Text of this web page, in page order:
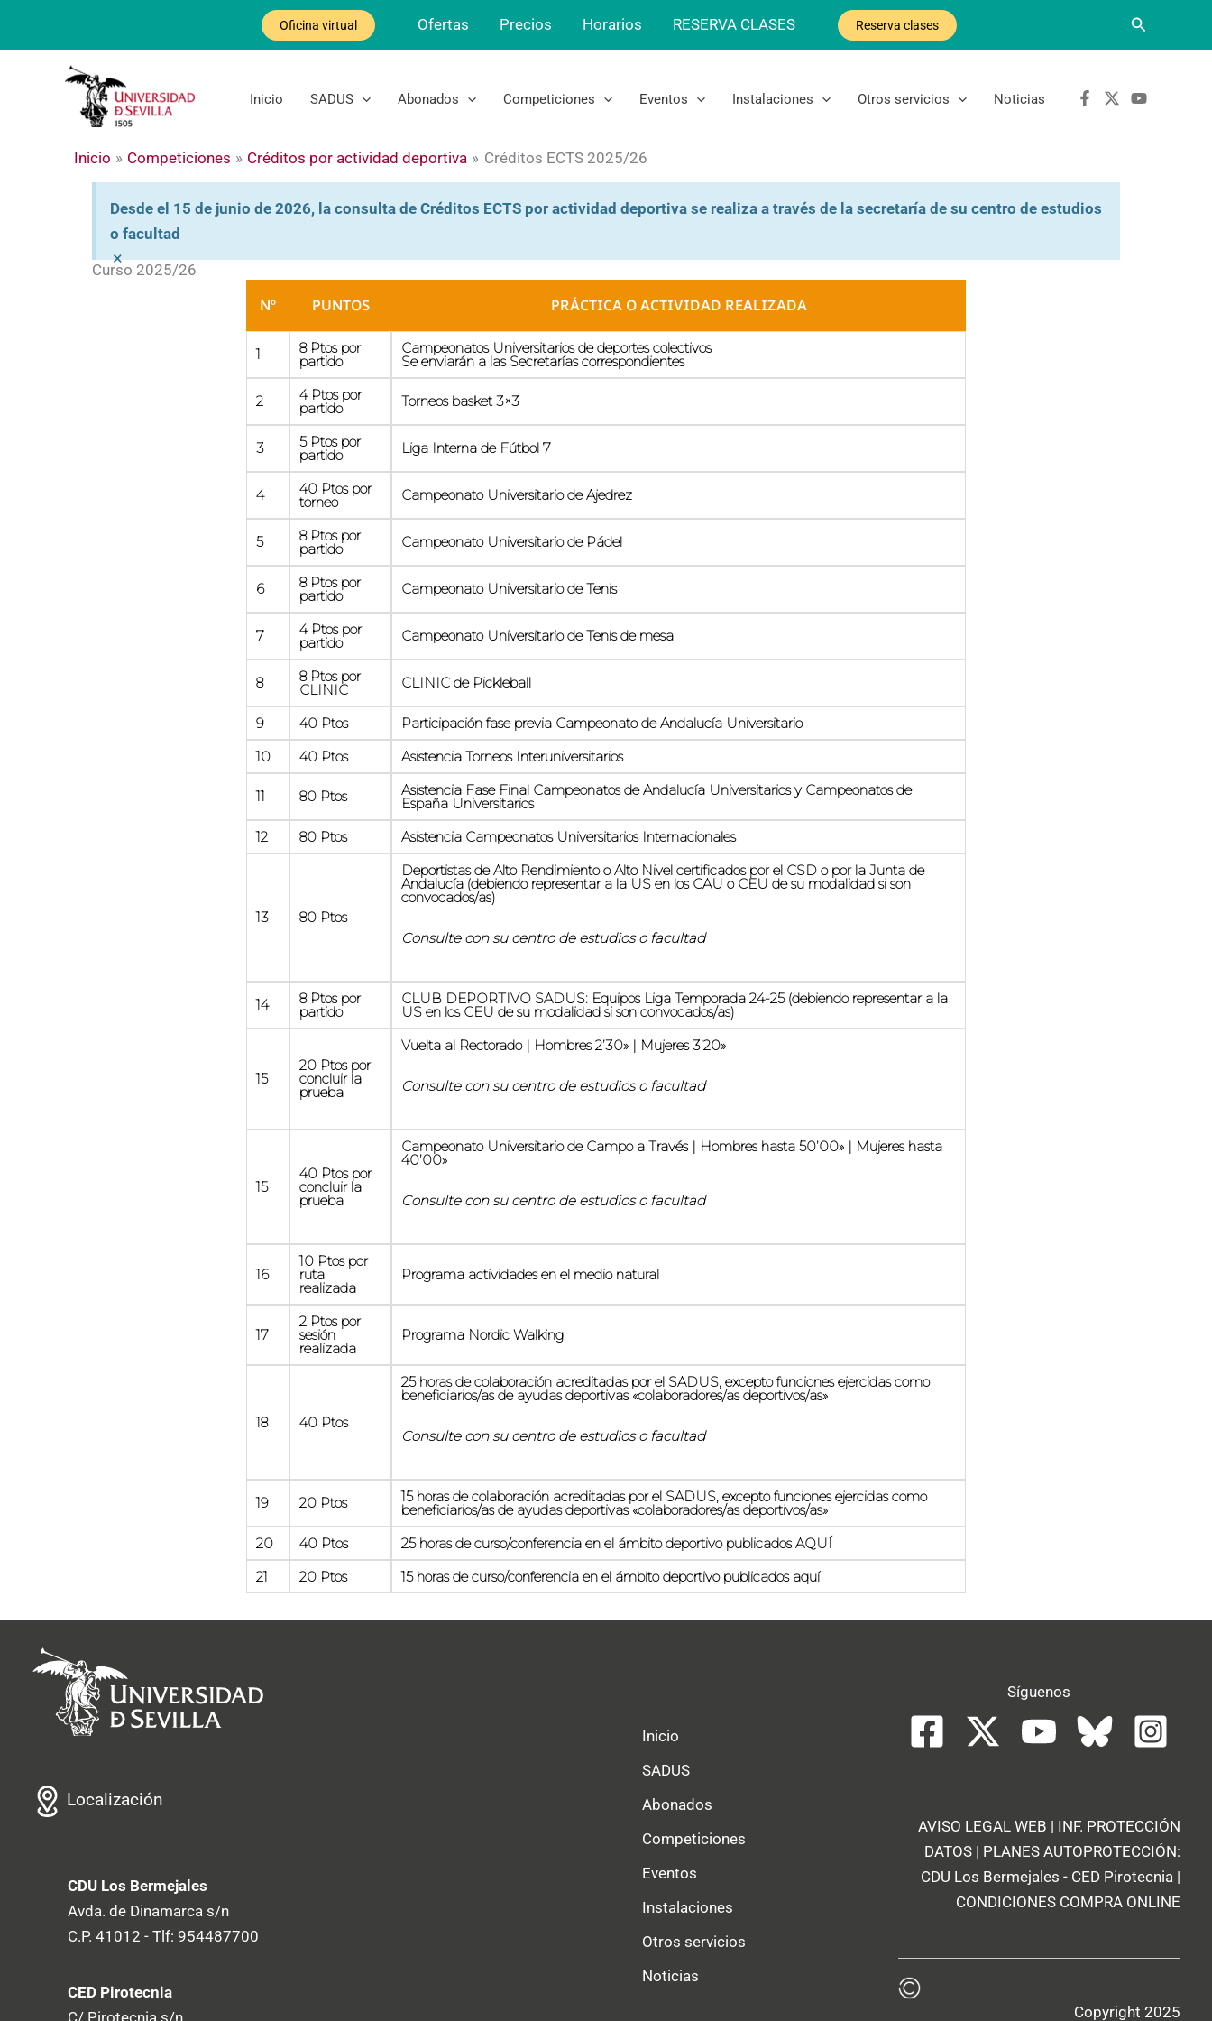
Oficina virtual Ofertas Precios Horarios RESERVA CLASES Reserva clases Buscar
Inicio SADUS Abonados Competiciones Eventos Instalaciones Otros servicios Noticias
Inicio Competiciones Créditos por actividad deportiva Créditos ECTS 2025/26
Desde el 15 de junio de 2026, la consulta de Créditos ECTS por actividad deportiva se realiza a través de la secretaría de su centro de estudios
o facultad
×
Curso 2025/26
Nº PUNTOS PRÁCTICA O ACTIVIDAD REALIZADA
1 8 Ptos por
partido
Campeonatos Universitarios de deportes colectivos
Se enviarán a las Secretarías correspondientes
2 4 Ptos por
partido Torneos basket 3×3
3 5 Ptos por
partido Liga Interna de Fútbol 7
4 40 Ptos por
torneo Campeonato Universitario de Ajedrez
5 8 Ptos por
partido Campeonato Universitario de Pádel
6 8 Ptos por
partido Campeonato Universitario de Tenis
7 4 Ptos por
partido Campeonato Universitario de Tenis de mesa
8 8 Ptos por
CLINIC CLINIC de Pickleball
9 40 Ptos
Participación fase previa Campeonato de Andalucía Universitario
10
40 Ptos Asistencia Torneos Interuniversitarios
11 80 Ptos Asistencia Fase Final Campeonatos de Andalucía Universitarios y Campeonatos de
España Universitarios
12
80 Ptos Asistencia Campeonatos Universitarios Internacionales
13 80 Ptos
Deportistas de Alto Rendimiento o Alto Nivel certificados por el CSD o por la Junta de
Andalucía (debiendo representar a la US en los CAU o CEU de su modalidad si son
convocados/as)
Consulte con su centro de estudios o facultad
14 8 Ptos por
partido
CLUB DEPORTIVO SADUS: Equipos Liga Temporada 24-25 (debiendo representar a la
US en los CEU de su modalidad si son convocados/as)
15
20 Ptos por
concluir la
prueba
Vuelta al Rectorado | Hombres 2’30» | Mujeres 3’20»
Consulte con su centro de estudios o facultad
15
40 Ptos por
concluir la
prueba
Campeonato Universitario de Campo a Través | Hombres hasta 50’00» | Mujeres hasta
40’00»
Consulte con su centro de estudios o facultad
16
10 Ptos por
ruta
realizada
Programa actividades en el medio natural
17
2 Ptos por
sesión
realizada
Programa Nordic Walking
18 40 Ptos
25 horas de colaboración acreditadas por el SADUS, excepto funciones ejercidas como
beneficiarios/as de ayudas deportivas «colaboradores/as deportivos/as»
Consulte con su centro de estudios o facultad
19 20 Ptos 15 horas de colaboración acreditadas por el SADUS, excepto funciones ejercidas como
beneficiarios/as de ayudas deportivas «colaboradores/as deportivos/as»
20
40 Ptos
25 horas de curso/conferencia en el ámbito deportivo publicados AQUÍ
21
20 Ptos 15 horas de curso/conferencia en el ámbito deportivo publicados aquí
Localización
CDU Los Bermejales
Avda. de Dinamarca s/n
C.P. 41012 - Tlf: 954487700
CED Pirotecnia
C/ Pirotecnia s/n
Inicio
SADUS
Abonados
Competiciones
Eventos
Instalaciones
Otros servicios
Noticias
Síguenos
AVISO LEGAL WEB | INF. PROTECCIÓN
DATOS | PLANES AUTOPROTECCIÓN:
CDU Los Bermejales - CED Pirotecnia |
CONDICIONES COMPRA ONLINE
Copyright 2025